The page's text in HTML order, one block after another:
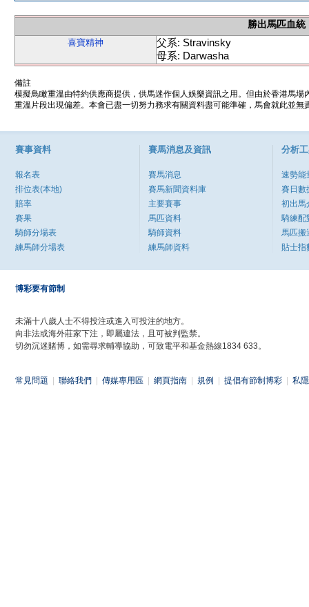
勝出馬匹血統
喜寶精神
父系: Stravinsky
母系: Darwasha
備註
模擬鳥瞰重溫由特約供應商提供，供馬迷作個人娛樂資訊之用。但由於香港馬
重溫片段出現偏差。本會已盡一切努力務求有關資料盡可能準確，馬會就此並
賽事資料
報名表
排位表(本地)
賠率
賽果
騎師分場表
練馬師分場表
賽馬消息及資訊
賽馬消息
賽馬新聞資料庫
主要賽事
馬匹資料
騎師資料
練馬師資料
分析
速勢能
賽日數
初出馬
騎練配
馬匹搬
貼士指
博彩要有節制
未滿十八歲人士不得投注或進入可投注的地方。
向非法或海外莊家下注，即屬違法，且可被判監禁。
切勿沉迷賭博，如需尋求輔導協助，可致電平和基金熱線1834 633。
常見問題 聯絡我們 傳媒專用區 網頁指南 規例 提倡有節制博彩 私